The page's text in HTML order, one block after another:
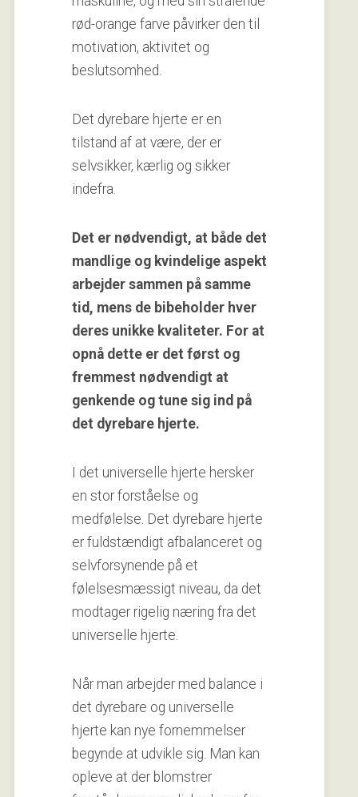
rød-orange farve påvirker den til
motivation, aktivitet og
beslutsomhed.
Det dyrebare hjerte er en
tilstand af at være, der er
selvsikker, kærlig og sikker
indefra.
Det er nødvendigt, at både det
mandlige og kvindelige aspekt
arbejder sammen på samme
tid, mens de bibeholder hver
deres unikke kvaliteter. For at
opnå dette er det først og
fremmest nødvendigt at
genkende og tune sig ind på
det dyrebare hjerte.
I det universelle hjerte hersker
en stor forståelse og
medfølelse. Det dyrebare hjerte
er fuldstændigt afbalanceret og
selvforsynende på et
følelsesmæssigt niveau, da det
modtager rigelig næring fra det
universelle hjerte.
Når man arbejder med balance i
det dyrebare og universelle
hjerte kan nye fornemmelser
begynde at udvikle sig. Man kan
opleve at der blomstrer